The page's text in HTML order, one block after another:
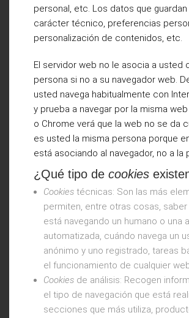
personal, etc. Los datos que
carácter técnico, preferencias
personalización de contenidos, etc.
El servidor web no le asocia a usted
persona si no a su navegador web.
usted navega habitualmente con
y prueba a navegar por la misma
o Chrome verá que la web no se da
es usted la misma persona porque
está asociando al navegador, no a la
¿Qué tipo de cookies
Cookies técnicas: Son las más
permiten, entre otras cosas,
está navegando un humano o una
automatizada, cuándo navega un
anónimo y uno registrado, tareas
el funcionamiento de cualquier
Cookies de análisis: Recogen
el tipo de navegación que está
secciones que más utiliza,